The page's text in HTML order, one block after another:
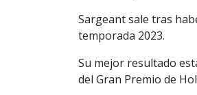
Sargeant sale tras
temporada 2023.
Su mejor resultado
del Gran Premio de